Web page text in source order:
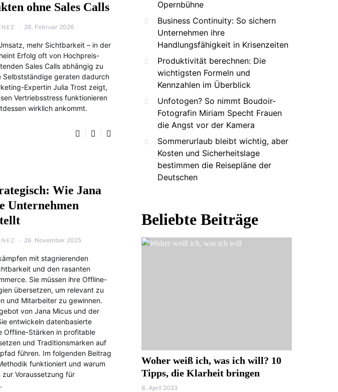
ohne Sales Calls
28. Februar 2026
mehr Sichtbarkeit – in der
Erfolg oft von Hochpreis-
Sales Calls abhängig zu
Selbstständige geraten dadurch
Expertin Julia Trost zeigt,
Vertriebsstress funktionieren
wirklich ankommt.
Wie Jana
Unternehmen
26. November 2025
mit stagnierenden
und den rasanten
Sie müssen ihre Offline-
übersetzen, um relevant zu
und Mitarbeiter zu gewinnen.
von Jana Micus und der
entwickeln datenbasierte
Offline-Stärken in profitable
und Traditionsmarken auf
führen. Im folgenden Beitrag
funktioniert und warum
Voraussetzung für
Opernbühne
Business Continuity: So sichern
Unternehmen ihre
Handlungsfähigkeit in Krisenzeiten
Produktivität berechnen: Die
wichtigsten Formeln und
Kennzahlen im Überblick
Unfotogen? So nimmt Boudoir-
Fotografin Miriam Specht Frauen
die Angst vor der Kamera
Sommerurlaub bleibt wichtig, aber
Kosten und Sicherheitslage
bestimmen die Reisepläne der
Deutschen
Beliebte Beiträge
Woher weiß ich, was ich will? 10
Tipps, die Klarheit bringen
8. April 2023